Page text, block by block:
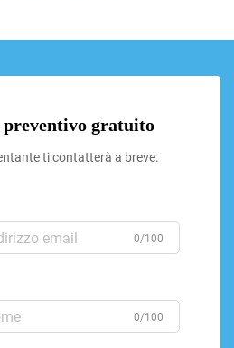
gratuito
ti contatterà a breve.
0/100
0/100